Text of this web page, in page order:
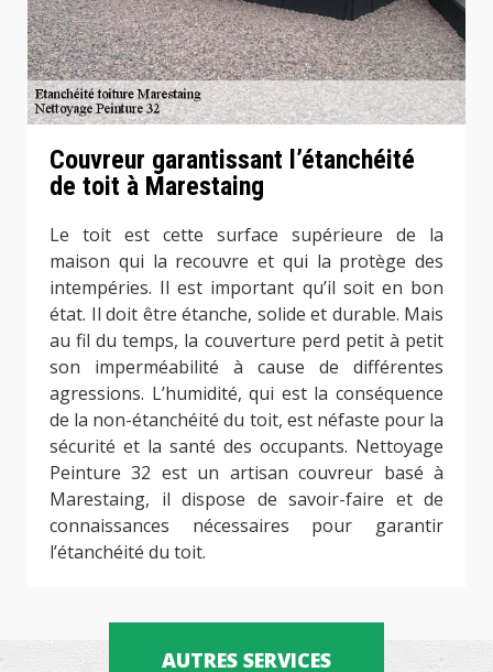
Couvreur garantissant l’étanchéité
de toit à Marestaing
Le toit est cette surface supérieure de la
maison qui la recouvre et qui la protège des
intempéries. Il est important qu’il soit en bon
état. Il doit être étanche, solide et durable. Mais
au fil du temps, la couverture perd petit à petit
son imperméabilité à cause de différentes
agressions. L’humidité, qui est la conséquence
de la non-étanchéité du toit, est néfaste pour la
sécurité et la santé des occupants. Nettoyage
Peinture 32 est un artisan couvreur basé à
Marestaing, il dispose de savoir-faire et de
connaissances nécessaires pour garantir
l’étanchéité du toit.
AUTRES SERVICES